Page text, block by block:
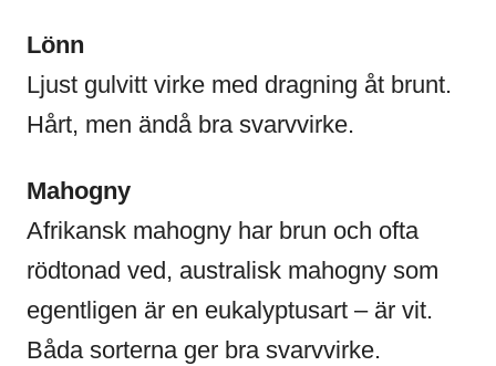
Lönn
Ljust gulvitt virke med dragning åt brunt.
Hårt, men ändå bra svarvvirke.
Mahogny
Afrikansk mahogny har brun och ofta
rödtonad ved, australisk mahogny som
egentligen är en eukalyptusart – är vit.
Båda sorterna ger bra svarvvirke.